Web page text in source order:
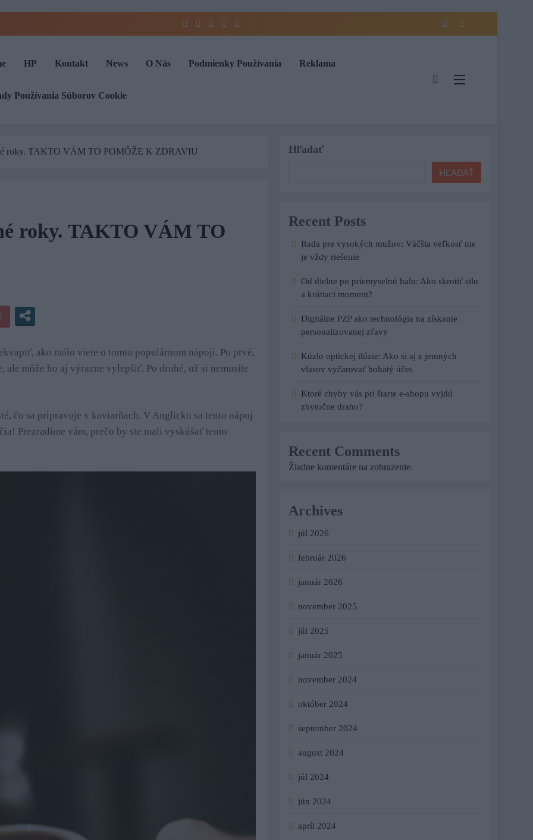
HP Kontakt News O Nás Podmienky Používania Reklama
Používania Súborov Cookie
roky. TAKTO VÁM TO POMÔŽE K ZDRAVIU
roky. TAKTO VÁM TO
ako málo viete o tomto populárnom nápoji. Po prvé,
môže ho aj výrazne vylepšiť. Po druhé, už si nemusíte
čo sa pripravuje v kaviarňach. V Anglicku sa tento nápoj
Prezradíme vám, prečo by ste mali vyskúšať tento
Hľadať
HĽADAŤ
Recent Posts
Rada pre vysokých mužov: Väčšia veľkosť nie
je vždy riešenie
Od dielne po priemyselnú halu: Ako skrotiť silu
a krútiaci moment?
Digitálne PZP ako technológia na získanie
personalizovanej zľavy
Kúzlo optickej ilúzie: Ako si aj z jemných
vlasov vyčarovať bohatý účes
Ktoré chyby vás pri štarte e-shopu vyjdú
zbytočne draho?
Recent Comments
Žiadne komentáre na zobrazenie.
Archives
júl 2026
február 2026
január 2026
november 2025
júl 2025
január 2025
november 2024
október 2024
september 2024
august 2024
júl 2024
jún 2024
apríl 2024